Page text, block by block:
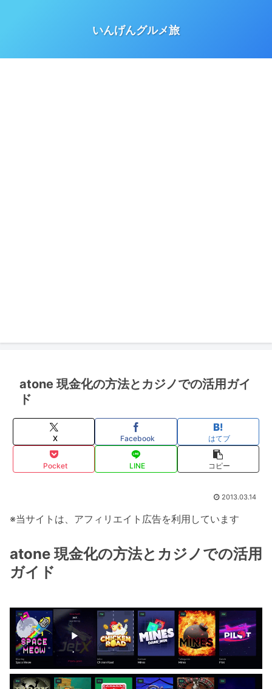
いんげんグルメ旅
atone 現金化の方法とカジノでの活用ガイ
ド
X Facebook はてブ
Pocket LINE コピー
2013.03.14
※当サイトは、アフィリエイト広告を利用しています
atone 現金化の方法とカジノでの活用
ガイド